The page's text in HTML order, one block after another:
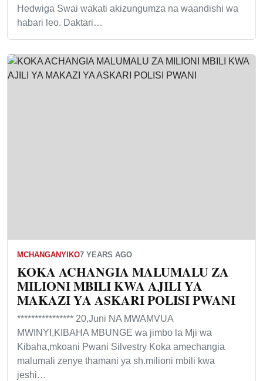
Hedwiga Swai wakati akizungumza na waandishi wa
habari leo. Daktari…
MCHANGANYIKO7 YEARS AGO
KOKA ACHANGIA MALUMALU ZA
MILIONI MBILI KWA AJILI YA
MAKAZI YA ASKARI POLISI PWANI
**************** 20,Juni NA MWAMVUA
MWINYI,KIBAHA MBUNGE wa jimbo la Mji wa
Kibaha,mkoani Pwani Silvestry Koka amechangia
malumali zenye thamani ya sh.milioni mbili kwa
jeshi…